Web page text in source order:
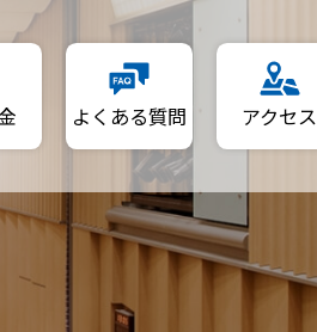
よくある質問 アクセス